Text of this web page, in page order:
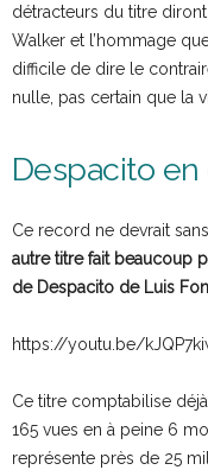
détracteurs du titre
Walker et l’hommage
difficile de dire le
nulle, pas certain que la
Despacito
Ce record ne devrait
autre titre fait beaucoup
de Despacito de Luis
https://youtu.be/
Ce titre comptabilise
165 vues en à peine 6
représente près de 25